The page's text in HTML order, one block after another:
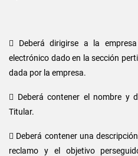
 Deberá dirigirse a la
electrónico dado en la sección
dada por la empresa.
 Deberá contener el nombre y
Titular.
 Deberá contener una
reclamo y el objetivo